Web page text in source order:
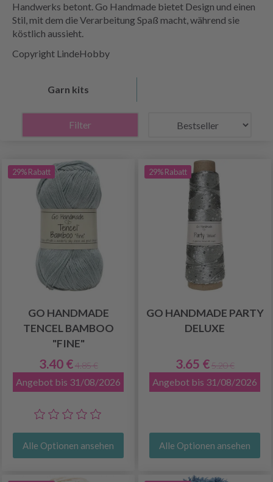
Handwerks betont. Go Handmade bietet Design und einen
Stil, mit dem die Verarbeitung Spaß macht, während sie
köstlich aussieht.
Copyright LindeHobby
Garn kits
Filter
29% Rabatt
GO HANDMADE
TENCEL BAMBOO
"FINE"
3.40 € 4.85 €
Angebot bis 31/08/2026
Alle Optionen ansehen
29% Rabatt
GO HANDMADE PARTY
DELUXE
3.65 € 5.20 €
Angebot bis 31/08/2026
Alle Optionen ansehen